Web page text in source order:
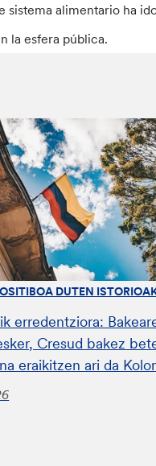
sistema alimentario ha
la esfera pública.
DUTEN
erredentziora:
Cresud bakez
eraikitzen ari da